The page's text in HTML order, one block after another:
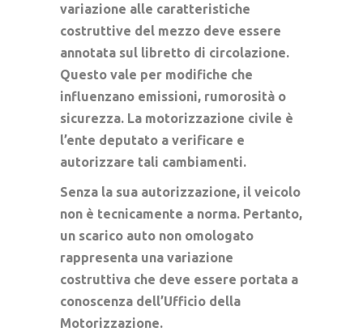
variazione alle caratteristiche
costruttive del mezzo deve essere
annotata sul libretto di circolazione.
Questo vale per modifiche che
influenzano emissioni, rumorosità o
sicurezza. La motorizzazione civile è
l’ente deputato a verificare e
autorizzare tali cambiamenti.
Senza la sua autorizzazione, il veicolo
non è tecnicamente a norma. Pertanto,
un scarico auto non omologato
rappresenta una variazione
costruttiva che deve essere portata a
conoscenza dell’Ufficio della
Motorizzazione.